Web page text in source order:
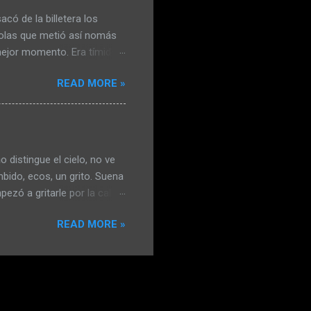
de la billetera los
que metió así nomás
momento. Era tímido y
de la evidente
y Carlos, le dijeron que
idea. Su etílico coraje
READ MORE »
distingue el cielo, no ve
ecos, un grito. Suena
a gritarle por la calle,
hola y chau; desde ese
que su papá le había
pero la enfermedad, la
que volvía en un minuto
READ MORE »